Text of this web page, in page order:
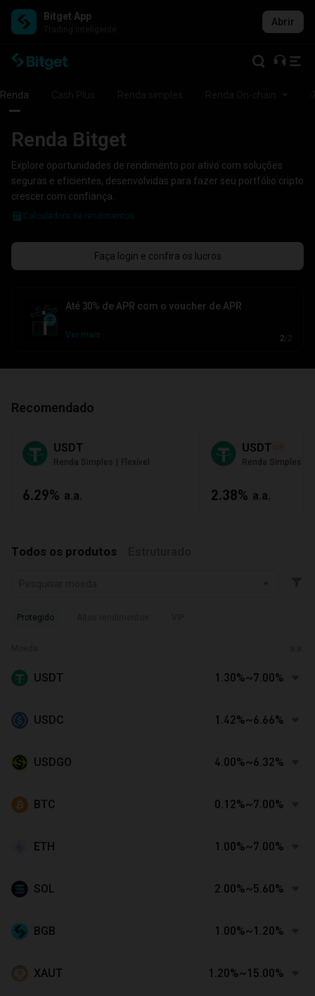
Bitget App Abrir
Renda
Renda Bitget
Explore oportunidades de rendimento por ativo com soluções
seguras e eficientes, desenvolvidas para fazer seu portfólio cripto
crescer com confiança.
Calculadora de rendimentos
Faça login e confira os lucros
Até 30% de APR com o voucher de APR
Ver mais 2
Recomendado
USDT
Renda Simples | Flexível
6.29% a.a.
USDT VIP
Renda Simples
2.38% a.a.
Todos os produtos
Protegido
USDT 1.30%~7.00%
USDC 1.42%~6.66%
USDGO 4.00%~6.32%
BTC 0.12%~7.00%
ETH 1.00%~7.00%
SOL 2.00%~5.60%
BGB 1.00%~1.20%
XAUT 1.20%~15.00%